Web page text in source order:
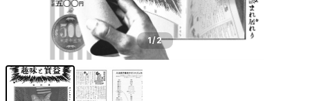
1/2